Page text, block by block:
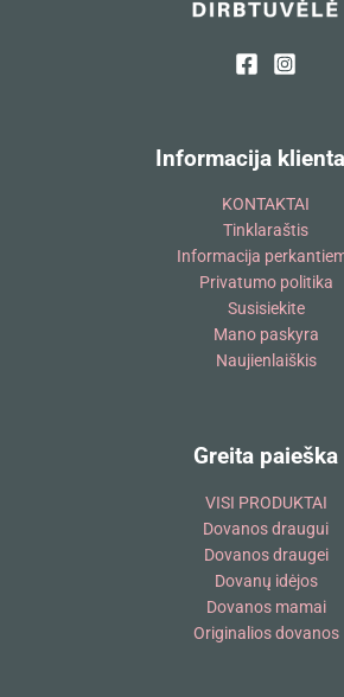
Informacija
KONTAKTAI
Tinklaraštis
Informacija
Privatumo politika
Susisiekite
Mano paskyra
Naujienlaiškis
Greita paieška
VISI PRODUKTAI
Dovanos draugui
Dovanos draugei
Dovanų idėjos
Dovanos mamai
Originalios dovanos